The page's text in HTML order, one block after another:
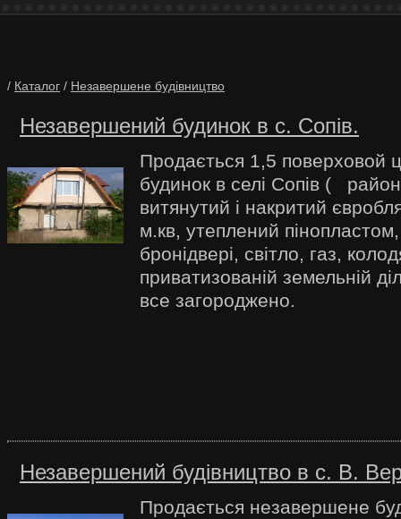
/ Каталог / Незавершене будівництво
Незавершений будинок в c. Сопів.
Продається 1,5 поверховой
будинок в селі Сопів (
витянутий і накритий
м.кв, утеплений пінопластом,
бронідвері, світло, газ,
приватизованій земельній
все загороджено.
Незавершений будівництво в с. В.
Продається незавершене